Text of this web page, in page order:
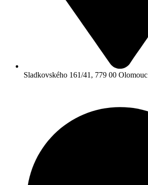
Sladkovského 161/41, 779 00 Olomouc